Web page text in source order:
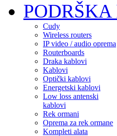
Cudy
Wireless routers
IP video / audio oprema
Routerboards
Draka kablovi
Kablovi
Optički kablovi
Energetski kablovi
Low loss antenski
kablovi
Rek ormani
Oprema za rek ormane
Kompleti alata